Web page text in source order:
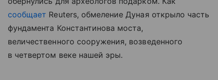
сообщает Reuters, обмеление Дуная открыло часть
фундамента Константинова моста,
величественного сооружения, возведенного
в четвертом веке нашей эры.